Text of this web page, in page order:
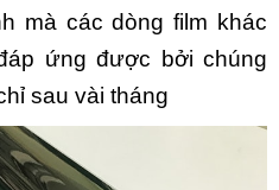
mà các dòng film khác
ứng được bởi chúng
sau vài tháng